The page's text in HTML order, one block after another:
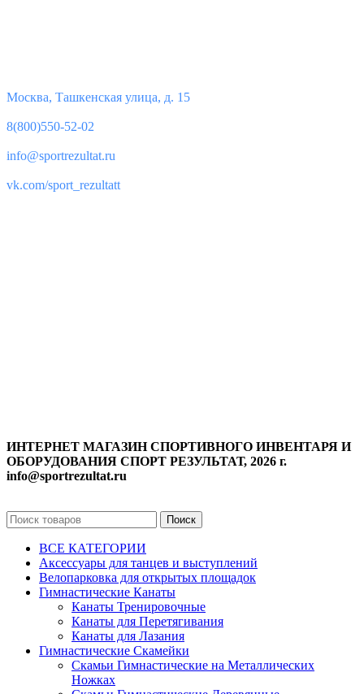
Москва, Ташкенская улица, д. 15
8(800)550-52-02
info@sportrezultat.ru
vk.com/sport_rezultatt
ИНТЕРНЕТ МАГАЗИН СПОРТИВНОГО ИНВЕНТАРЯ И
ОБОРУДОВАНИЯ СПОРТ РЕЗУЛЬТАТ, 2026 г.
info@sportrezultat.ru
Поиск
ВСЕ КАТЕГОРИИ
Аксессуары для танцев и выступлений
Велопарковка для открытых площадок
Гимнастические Канаты
Канаты Тренировочные
Канаты для Перетягивания
Канаты для Лазания
Гимнастические Скамейки
Скамьи Гимнастические на Металлических
Ножках